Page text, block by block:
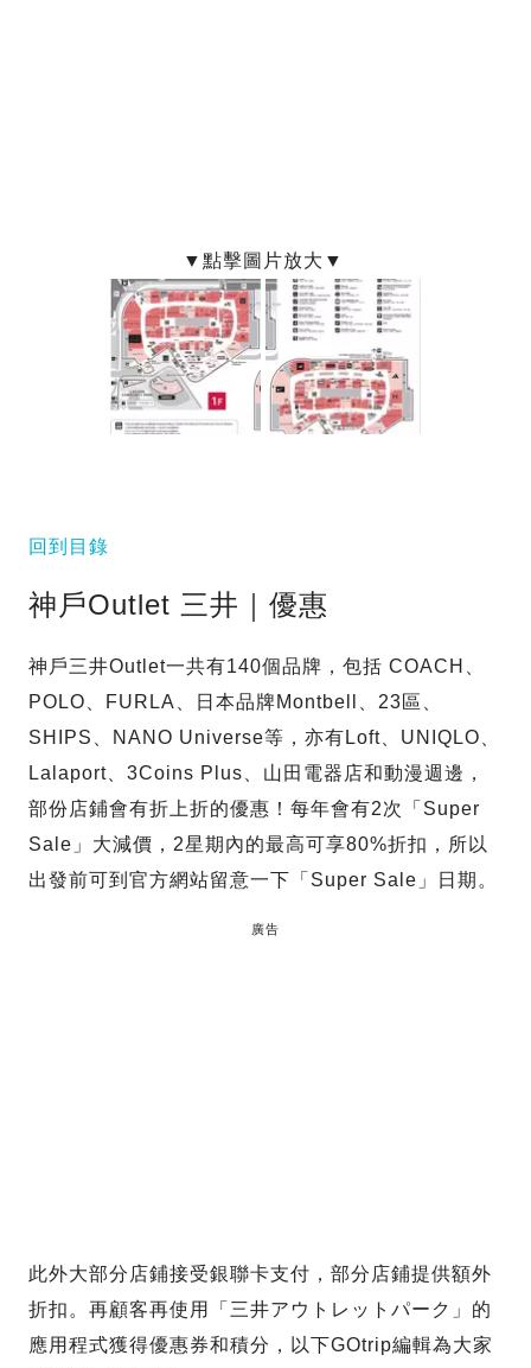
回到目錄
神戶Outlet 三井｜優惠
神戶三井Outlet一共有140個品牌，包括 COACH、
POLO、FURLA、日本品牌Montbell、23區、
SHIPS、NANO Universe等，亦有Loft、UNIQLO、
Lalaport、3Coins Plus、山田電器店和動漫週邊，
部份店鋪會有折上折的優惠！每年會有2次「Super
Sale」大減價，2星期內的最高可享80%折扣，所以
出發前可到官方網站留意一下「Super Sale」日期。
廣告
此外大部分店鋪接受銀聯卡支付，部分店鋪提供額外
折扣。再顧客再使用「三井アウトレットパーク」的
應用程式獲得優惠券和積分，以下GOtrip編輯為大家